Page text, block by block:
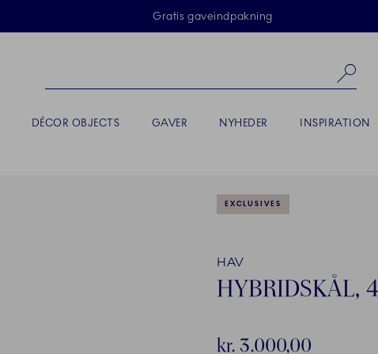
Skip Navigation
Gratis gaveindpakning
DÉCOR OBJECTS GAVER NYHEDER INSPIRATION
EXCLUSIVES
HAV
HYBRIDSKÅL,
kr. 3.000,00